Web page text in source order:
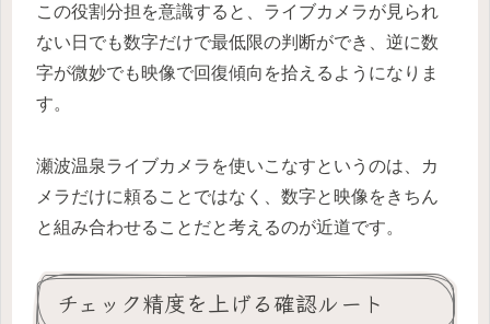
この役割分担を意識すると、ライブカメラが見られ
ない日でも数字だけで最低限の判断ができ、逆に数
字が微妙でも映像で回復傾向を拾えるようになりま
す。
瀬波温泉ライブカメラを使いこなすというのは、カ
メラだけに頼ることではなく、数字と映像をきちん
と組み合わせることだと考えるのが近道です。
チェック精度を上げる確認ルート